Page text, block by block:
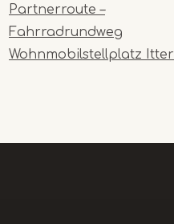
Partnerroute –
Fahrradrundweg
Wohnmobilstellplatz